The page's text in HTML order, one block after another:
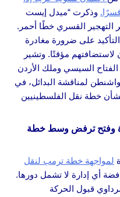
وذكرت “ميدل إيست
التهجير القسري خطًا أحمر.
على ضرورة مغادرة
لاستضافتهم مؤقتًا. وتشير
السيسي وملك الأردن
لمناقشة البدائل، في
خطة نقل الفلسطينيين
وفتح ترفض وسط خطة
لمواجهة خطة ترمب لنقل
أي إدارة لا تشمل دورها.
قبول الحركة